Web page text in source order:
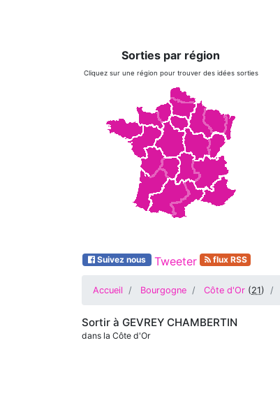
Sorties par région
Cliquez sur une région pour trouver des idées sorties
Suivez nous Tweeter flux RSS
Accueil Bourgogne Côte d'Or (21)
Sortir à GEVREY CHAMBERTIN
dans la Côte d'Or